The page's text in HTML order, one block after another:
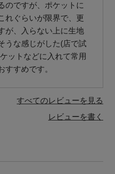
のですが、ポケットに
れぐらいが限界で、更
が、入らない上に生地
うな感じがした(店で試
ットなどに入れて常用
すすめです。
すべてのレビューを見る
レビューを書く